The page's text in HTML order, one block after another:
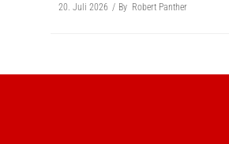
20. Juli 2026 By Robert Panther